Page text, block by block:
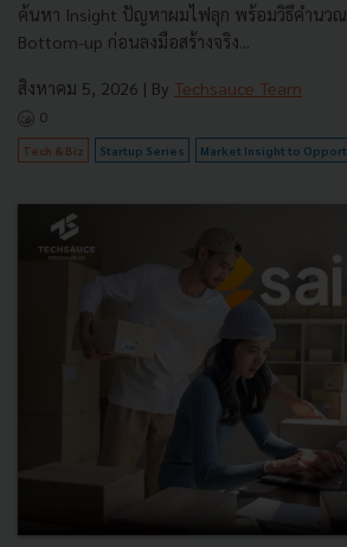
ค้นหา Insight ปัญหาผมไฟลุก พร้อมวิธีคำนว
Bottom-up ก่อนลงมือสร้างจริง...
สิงหาคม 5, 2026 | By Techsauce Team
0
Tech & Biz Startup Series Market Insight to